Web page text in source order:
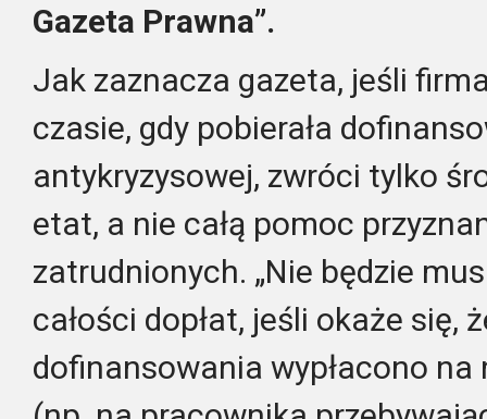
Gazeta Prawna”.
Jak zaznacza gazeta, jeśli
czasie, gdy pobierała
antykryzysowej, zwróci tylko
etat, a nie całą pomoc
zatrudnionych. „Nie będzie
całości dopłat, jeśli okaże się,
dofinansowania wypłacono